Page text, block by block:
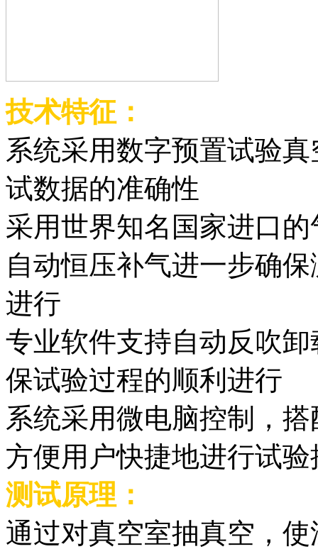
技术特征：
系统采用数字预置试验
试数据的准确性
采用世界知名国家进口
自动恒压补气进一步确
进行
专业软件支持自动反吹
保试验过程的顺利进行
系统采用微电脑控制，
方便用户快捷地进行试
测试原理：
通过对真空室抽真空，